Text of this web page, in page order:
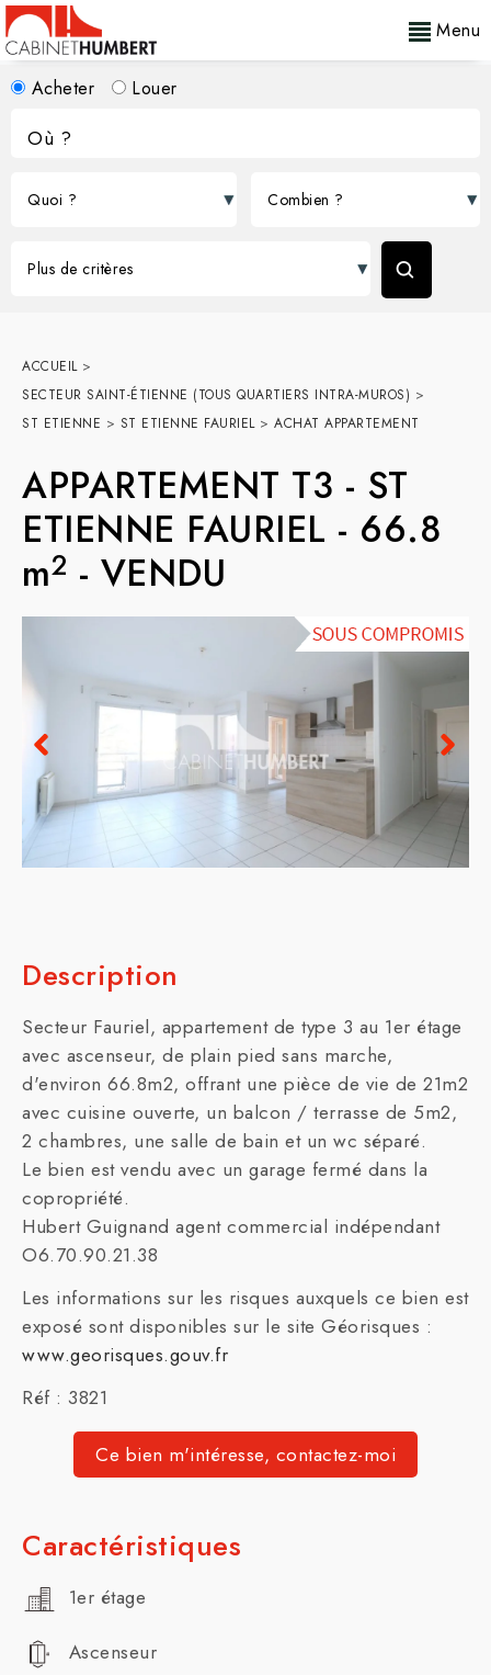
Menu
Acheter Louer
ACCUEIL>
SECTEUR SAINT-ÉTIENNE (TOUS QUARTIERS INTRA-MUROS) >
ST ETIENNE > ST ETIENNE FAURIEL> ACHAT APPARTEMENT
APPARTEMENT T3 - ST
ETIENNE FAURIEL - 66.8
m2 - VENDU
Description
Secteur Fauriel, appartement de type 3 au 1er étage
avec ascenseur, de plain pied sans marche,
d'environ 66.8m2, offrant une pièce de vie de 21m2
avec cuisine ouverte, un balcon / terrasse de 5m2,
2 chambres, une salle de bain et un wc séparé.
Le bien est vendu avec un garage fermé dans la
copropriété.
Hubert Guignand agent commercial indépendant
O6.70.90.21.38
Les informations sur les risques auxquels ce bien est
exposé sont disponibles sur le site Géorisques :
www.georisques.gouv.fr
Réf : 3821
Ce bien m'intéresse, contactez-moi
Caractéristiques
1er étage
Ascenseur